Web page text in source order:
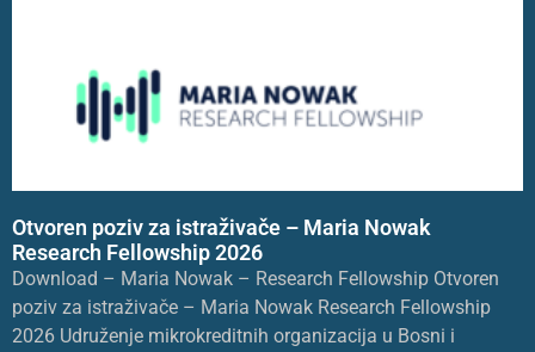
Otvoren poziv za istraživače – Maria Nowak
Research Fellowship 2026
Download – Maria Nowak – Research Fellowship Otvoren
poziv za istraživače – Maria Nowak Research Fellowship
2026 Udruženje mikrokreditnih organizacija u Bosni i